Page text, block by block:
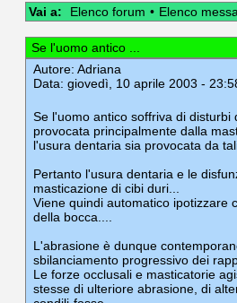
Vai a: Elenco forum • Elenco
Se l'uomo antico ...
Autore: Adriana
Data: giovedì, 10 aprile 2003 -
Se l'uomo antico soffriva di
provocata principalmente dalla
l'usura dentaria sia provocata da
Pertanto l'usura dentaria e le
masticazione di cibi duri...
Viene quindi automatico ipotizzare
della bocca....
L'abrasione è dunque
sbilanciamento progressivo dei
Le forze occlusali e masticatorie
stesse di ulteriore abrasione, di